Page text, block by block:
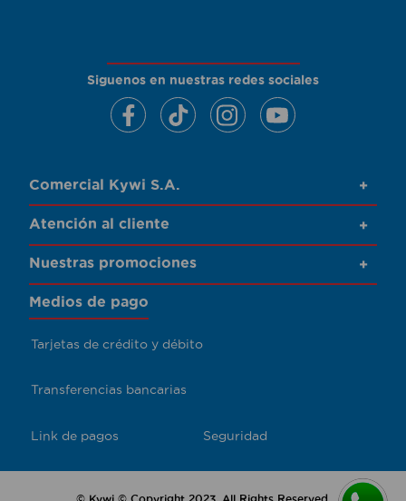
Siguenos en nuestras redes sociales
Comercial Kywi S.A. +
Atención al cliente +
Nuestras promociones +
Medios de pago
Tarjetas de crédito y débito
Transferencias bancarias
Link de pagos Seguridad